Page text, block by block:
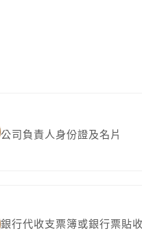
公司負責人身份證及名片
銀行代收支票簿或銀行票貼